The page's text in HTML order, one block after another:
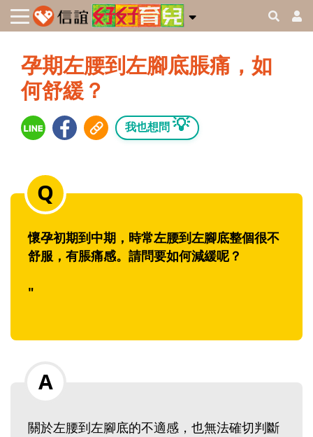
孕期左腰到左腳底脹痛，如
何舒緩？
我也想問 💡
懷孕初期到中期，時常左腰到左腳底整個很不
舒服，有脹痛感。請問要如何減緩呢？
"
關於左腰到左腳底的不適感，也無法確切判斷